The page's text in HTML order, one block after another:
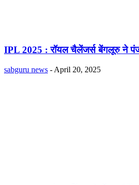
IPL 2025 : रॉयल चैलेंजर्स बेंगलूरु ने
sabguru news - April 20, 2025